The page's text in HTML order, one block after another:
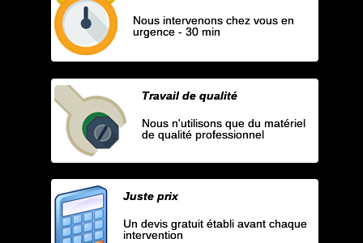
Nous intervenons chez vous en
urgence - 30 min
Travail de qualité
Nous n'utilisons que du matériel
de qualité professionnel
Juste prix
Un devis gratuit établi avant chaque
intervention